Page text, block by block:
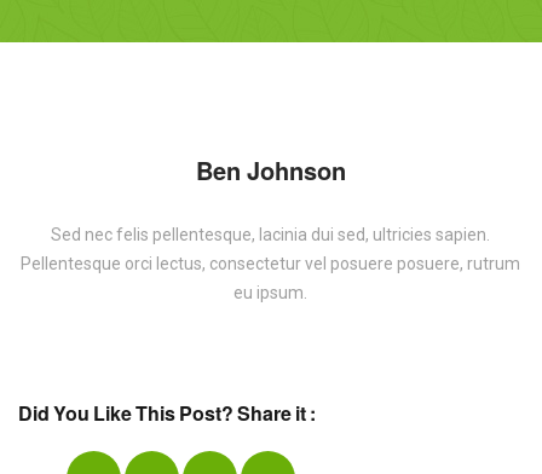
Ben Johnson
Sed nec felis pellentesque, lacinia dui sed, ultricies sapien.
Pellentesque orci lectus, consectetur vel posuere posuere, rutrum
eu ipsum.
Did You Like This Post? Share it :